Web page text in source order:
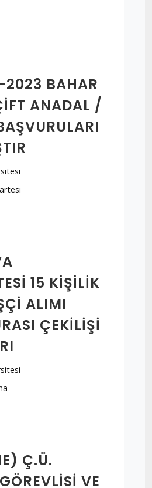
BAHAR
ANADAL /
15 KIŞILIK
ALIMI
ÇEKILIŞI
Ç.Ü.
VE